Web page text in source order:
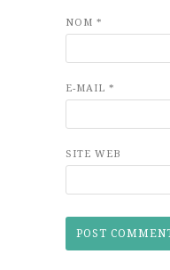
NOM *
E-MAIL *
SITE WEB